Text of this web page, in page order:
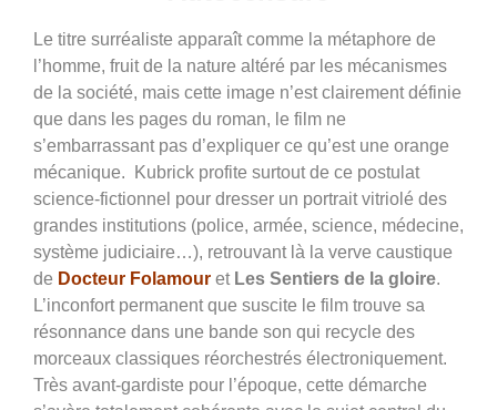
Le titre surréaliste apparaît comme la métaphore de
l’homme, fruit de la nature altéré par les mécanismes
de la société, mais cette image n’est clairement définie
que dans les pages du roman, le film ne
s’embarrassant pas d’expliquer ce qu’est une orange
mécanique. Kubrick profite surtout de ce postulat
science-fictionnel pour dresser un portrait vitriolé des
grandes institutions (police, armée, science, médecine,
système judiciaire…), retrouvant là la verve caustique
de Docteur Folamour et Les Sentiers de la gloire.
L’inconfort permanent que suscite le film trouve sa
résonnance dans une bande son qui recycle des
morceaux classiques réorchestrés électroniquement.
Très avant-gardiste pour l’époque, cette démarche